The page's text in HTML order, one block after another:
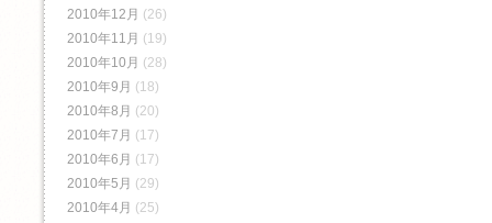
2010年12月 (26)
2010年11月 (19)
2010年10月 (28)
2010年9月 (18)
2010年8月 (20)
2010年7月 (17)
2010年6月 (17)
2010年5月 (29)
2010年4月 (25)